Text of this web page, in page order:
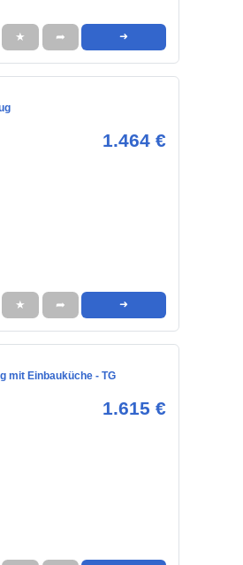
★ ➦ ➜
1.464 €
★ ➦ ➜
mit Einbauküche - TG
1.615 €